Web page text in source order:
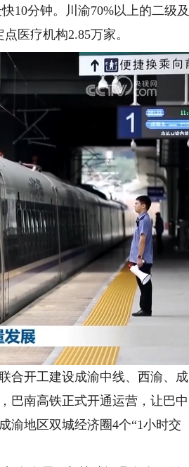
10分钟。川渝70%以上的二级及
医疗机构2.85万家。
开工建设成渝中线、西渝、成
巴南高铁正式开通运营，让巴中
渝地区双城经济圈4个“1小时交